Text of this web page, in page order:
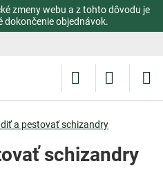
zmeny webu a z tohto dôvodu je
dokončenie objednávok.
a pestovať schizandry
schizandry